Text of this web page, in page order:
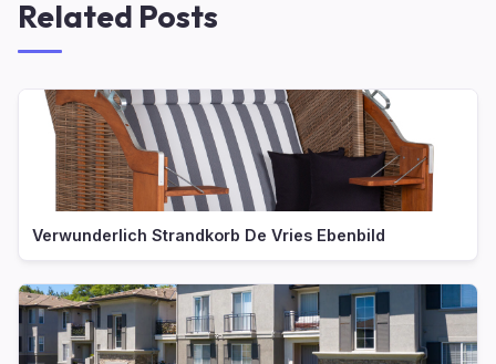
Related Posts
Verwunderlich Strandkorb De Vries Ebenbild